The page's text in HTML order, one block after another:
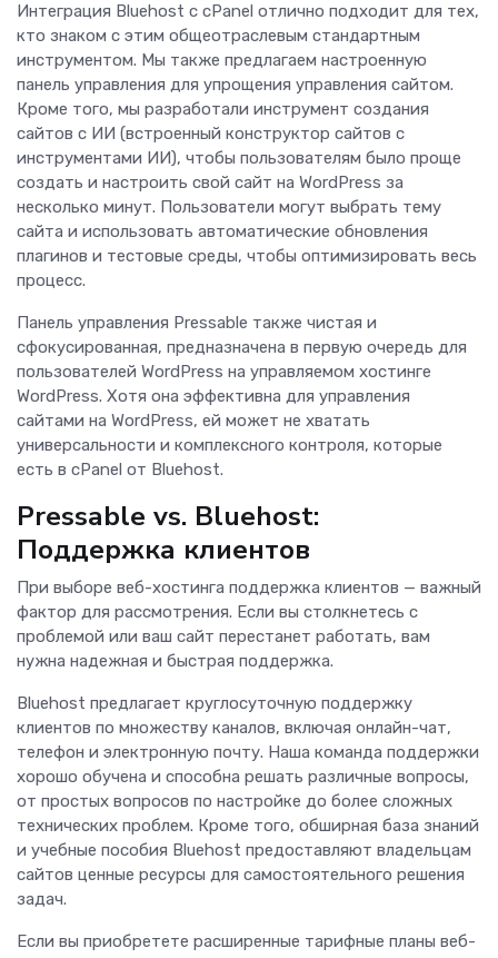
Интеграция Bluehost с cPanel отлично подходит для тех,
кто знаком с этим общеотраслевым стандартным
инструментом. Мы также предлагаем настроенную
панель управления для упрощения управления сайтом.
Кроме того, мы разработали инструмент создания
сайтов с ИИ (встроенный конструктор сайтов с
инструментами ИИ), чтобы пользователям было проще
создать и настроить свой сайт на WordPress за
несколько минут. Пользователи могут выбрать тему
сайта и использовать автоматические обновления
плагинов и тестовые среды, чтобы оптимизировать весь
процесс.
Панель управления Pressable также чистая и
сфокусированная, предназначена в первую очередь для
пользователей WordPress на управляемом хостинге
WordPress. Хотя она эффективна для управления
сайтами на WordPress, ей может не хватать
универсальности и комплексного контроля, которые
есть в cPanel от Bluehost.
Pressable vs. Bluehost:
Поддержка клиентов
При выборе веб-хостинга поддержка клиентов — важный
фактор для рассмотрения. Если вы столкнетесь с
проблемой или ваш сайт перестанет работать, вам
нужна надежная и быстрая поддержка.
Bluehost предлагает круглосуточную поддержку
клиентов по множеству каналов, включая онлайн-чат,
телефон и электронную почту. Наша команда поддержки
хорошо обучена и способна решать различные вопросы,
от простых вопросов по настройке до более сложных
технических проблем. Кроме того, обширная база знаний
и учебные пособия Bluehost предоставляют владельцам
сайтов ценные ресурсы для самостоятельного решения
задач.
Если вы приобретете расширенные тарифные планы веб-